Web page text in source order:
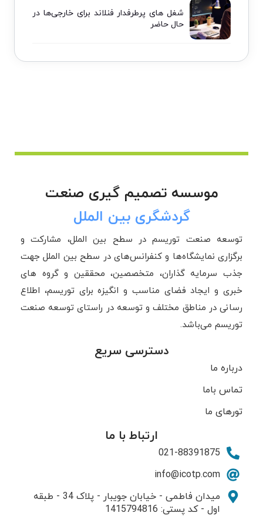
شغل های پرطرفدار فنلاند برای خارجی‌ها در
حال حاضر
موسسه تصمیم گیری صنعت
گردشگری بین الملل
توسعه صنعت توریسم در سطح بین الملل، مشارکت و
برگزاری نمایشگاه‌ها و کنفرانس‌های در سطح بین الملل جهت
جذب سرمایه گذاران، متخصصین، محققین و گروه های
خبری و ایجاد فضای مناسب و انگیزه برای توریسم، اطلاع
رسانی در مناطق مختلف و توسعه در راستای توسعه صنعت
توریسم می‌باشد.
دسترسی سریع
درباره ما
تماس باما
تورهای ما
ارتباط با ما
021-88391875
info@icotp.com
میدان فاطمی - خیابان جویبار - پلاک 34 - طبقه
اول - کد پستی: 1415794816